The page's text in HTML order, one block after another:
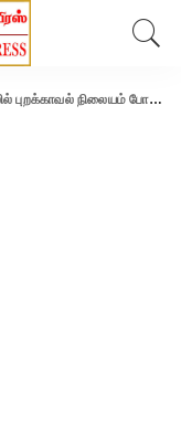
போலீஸ் கமிஷனர் பாலகிருஷ்ணன் உத்தரவு.